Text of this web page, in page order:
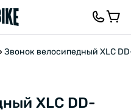
Звонок велосипедный XLC
XLC DD-